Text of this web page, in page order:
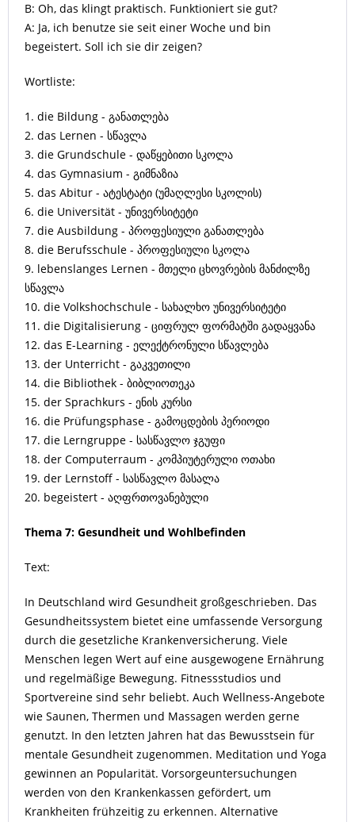
B: Oh, das klingt praktisch. Funktioniert sie gut?
A: Ja, ich benutze sie seit einer Woche und bin
begeistert. Soll ich sie dir zeigen?
Wortliste:
1. die Bildung - განათლება
2. das Lernen - სწავლა
3. die Grundschule - დაწყებითი სკოლა
4. das Gymnasium - გიმნაზია
5. das Abitur - ატესტატი (უმაღლესი სკოლის)
6. die Universität - უნივერსიტეტი
7. die Ausbildung - პროფესიული განათლება
8. die Berufsschule - პროფესიული სკოლა
9. lebenslanges Lernen - მთელი ცხოვრების მანძილზე
სწავლა
10. die Volkshochschule - სახალხო უნივერსიტეტი
11. die Digitalisierung - ციფრულ ფორმატში გადაყვანა
12. das E-Learning - ელექტრონული სწავლება
13. der Unterricht - გაკვეთილი
14. die Bibliothek - ბიბლიოთეკა
15. der Sprachkurs - ენის კურსი
16. die Prüfungsphase - გამოცდების პერიოდი
17. die Lerngruppe - სასწავლო ჯგუფი
18. der Computerraum - კომპიუტერული ოთახი
19. der Lernstoff - სასწავლო მასალა
20. begeistert - აღფრთოვანებული
Thema 7: Gesundheit und Wohlbefinden
Text:
In Deutschland wird Gesundheit großgeschrieben. Das
Gesundheitssystem bietet eine umfassende Versorgung
durch die gesetzliche Krankenversicherung. Viele
Menschen legen Wert auf eine ausgewogene Ernährung
und regelmäßige Bewegung. Fitnessstudios und
Sportvereine sind sehr beliebt. Auch Wellness-Angebote
wie Saunen, Thermen und Massagen werden gerne
genutzt. In den letzten Jahren hat das Bewusstsein für
mentale Gesundheit zugenommen. Meditation und Yoga
gewinnen an Popularität. Vorsorgeuntersuchungen
werden von den Krankenkassen gefördert, um
Krankheiten frühzeitig zu erkennen. Alternative